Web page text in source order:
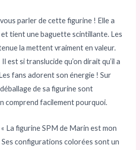
parler de cette figurine ! Elle a
tient une baguette scintillante. Les
la mettent vraiment en valeur.
est si translucide qu’on dirait qu’il a
fans adorent son énergie ! Sur
de sa figurine sont
comprend facilement pourquoi.
« La figurine SPM de Marin est mon
configurations colorées sont un